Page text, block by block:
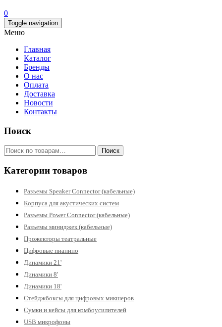
0
Toggle navigation
Меню
Главная
Каталог
Бренды
О нас
Оплата
Доставка
Новости
Контакты
Поиск
Искать: Поиск
Категории товаров
Разъемы Speaker Connector (кабельные)
Корпуса для акустических систем
Разъемы Power Connector (кабельные)
Разъемы миниджек (кабельные)
Прожекторы театральные
Цифровые пианино
Динамики 21'
Динамики 8'
Динамики 18'
Стейджбоксы для цифровых микшеров
Сумки и кейсы для комбоусилителей
USB микрофоны